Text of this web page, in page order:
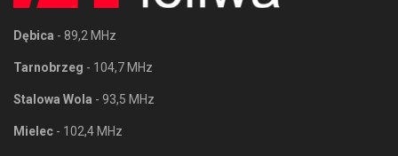
Dębica - 89,2 MHz
Tarnobrzeg - 104,7 MHz
Stalowa Wola - 93,5 MHz
Mielec - 102,4 MHz